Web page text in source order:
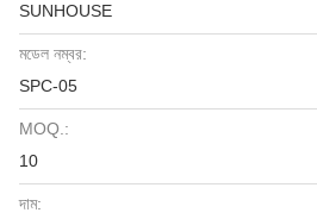
SUNHOUSE
মডেল নম্বর:
SPC-05
MOQ.:
10
দাম: